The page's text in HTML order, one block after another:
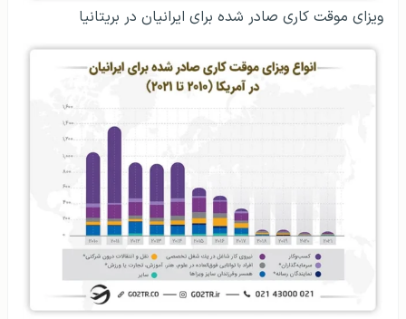
ویزای موقت کاری صادر شده برای ایرانیان در بریتانیا